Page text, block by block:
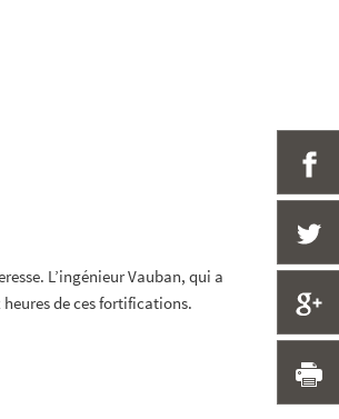
L’ingénieur Vauban, qui a
de ces fortifications.